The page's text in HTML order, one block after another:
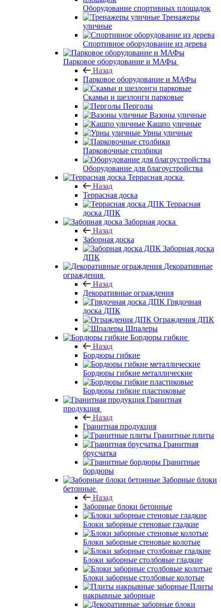
Оборудование спортивных площадок
Тренажеры
уличные
Спортивное оборудование из дерева
Парковое оборудование и МАФы
Назад
Парковое оборудование и МАФы
Скамьи и шезлонги парковые
Перголы
Вазоны уличные
Кашпо уличные
Урны уличные
Парковочные столбики
Оборудование для благоустройства
Террасная доска
Назад
Террасная доска
Террасная
доска ДПК
Заборная доска
Назад
Заборная доска
Заборная доска
ДПК
Декоративные
ограждения
Назад
Декоративные ограждения
Грядочная
доска ДПК
Ограждения ДПК
Шпалеры
Бордюры гибкие
Назад
Бордюры гибкие
Бордюры гибкие металлические
Бордюры гибкие пластиковые
Гранитная
продукция
Назад
Гранитная продукция
Гранитные плиты
Гранитная
брусчатка
Гранитные
бордюры
Заборные блоки
бетонные
Назад
Заборные блоки бетонные
Блоки заборные стеновые гладкие
Блоки заборные стеновые колотые
Блоки заборные столбовые гладкие
Блоки заборные столбовые колотые
Плиты
накрывные заборные